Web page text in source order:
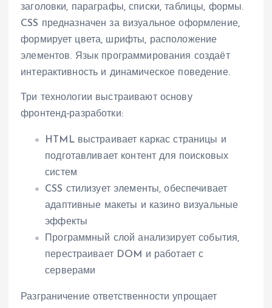
заголовки, параграфы, списки, таблицы, формы.
CSS предназначен за визуальное оформление,
формирует цвета, шрифты, расположение
элементов. Язык программирования создаёт
интерактивность и динамическое поведение.
Три технологии выстраивают основу
фронтенд‑разработки:
HTML выстраивает каркас страницы и
подготавливает контент для поисковых
систем
CSS стилизует элементы, обеспечивает
адаптивные макеты и казино визуальные
эффекты
Программный слой анализирует события,
перестраивает DOM и работает с
серверами
Разграничение ответственности упрощает